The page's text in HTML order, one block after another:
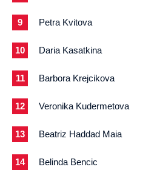
Petra Kvitova
Daria Kasatkina
Barbora Krejcikova
Veronika Kudermetova
Beatriz Haddad Maia
Belinda Bencic